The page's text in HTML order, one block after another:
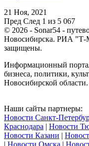
21 Ноя, 2021
Пред След 1 из 5 067
© 2026 - Sonar54 -
Новосибирска. РИА
защищены.
Информационный
бизнеса, политики,
Новосибирской области.
Наши сайты партнеры:
Новости Санкт-
Краснодара | Новости
Новости Казани |
| Новости Омска |